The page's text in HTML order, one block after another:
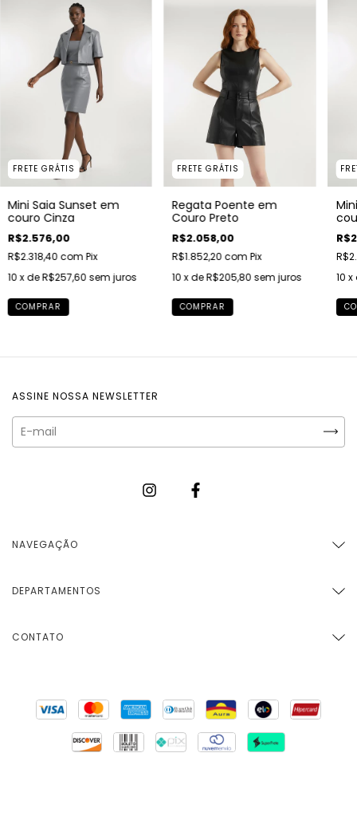
FRETE GRÁTIS
Mini Saia Sunset em
couro Cinza
R$2.576,00
R$2.318,40 com Pix
10 x deR$257,60 sem juros
COMPRAR
FRETE GRÁTIS
Regata Poente em
Couro Preto
R$2.058,00
R$1.852,20 com Pix
10 x deR$205,80 sem juros
COMPRAR
10 x
ASSINE NOSSA NEWSLETTER
NAVEGAÇÃO
DEPARTAMENTOS
CONTATO